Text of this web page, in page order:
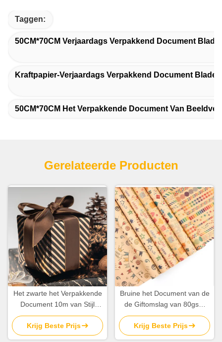
Taggen:
50CM*70CM Verjaardags Verpakkend Document
Kraftpapier-Verjaardags Verpakkend Document Bladen
50CM*70CM Het Verpakkende Document Van
Gerelateerde Producten
Het zwarte het Verpakkende
Document 10m van Stijl
Gestreepte Kraftpapier
Verpakkende Document
OEM van Broodjeskerstmis
Krijg Beste Prijs
Bruine het Document van de
de Giftomslag van 80gsm
Kraftpapier Broodjesbladen
50X70cm Gelukkig
Verjaardagspatroon
Krijg Beste Prijs